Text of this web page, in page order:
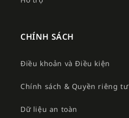
CHÍNH SÁCH
Điều khoản và Điều kiện
Chính sách & Quyền riêng tư
Dữ liệu an toàn